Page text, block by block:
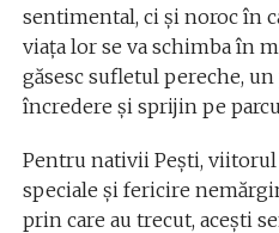
sentimental, ci și noroc în
viața lor se va schimba în
găsesc sufletul pereche,
încredere și sprijin pe
Pentru nativii Pești,
speciale și fericire
prin care au trecut, acești